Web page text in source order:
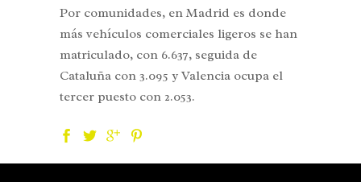
Por comunidades, en Madrid es donde
más vehículos comerciales ligeros se han
matriculado, con 6.637, seguida de
Cataluña con 3.095 y Valencia ocupa el
tercer puesto con 2.053.